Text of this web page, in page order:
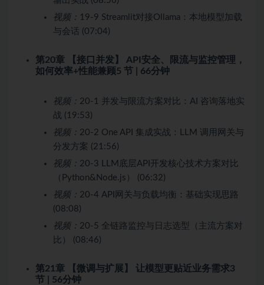
视频： 19-9 Streamlit对接Ollama：本地模型加载
与会话 (07:04)
第20章 【接口并发】 API安全、限流与监控管理，
如何效率+性能兼顾5 节 | 66分钟
视频： 20-1 并发与限流方案对比：AI 咨询落地实
战 (19:53)
视频： 20-2 One API 集成实战：LLM 调用网关与
分发方案 (21:56)
视频： 20-3 LLM底层API开发核心技术方案对比
（Python&Node.js） (06:32)
视频： 20-4 API网关与负载均衡：基础实现思路
(08:08)
视频： 20-5 全链路监控与日志选型（主流方案对
比） (08:46)
第21章 【微调与扩展】 让模型更贴近业务需求3
节 | 56分钟